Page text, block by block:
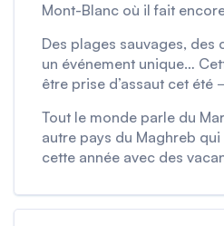
Mont-Blanc où il fait
Des plages sauvages, des
un événement unique…
être prise d’assaut cet été
Tout le monde parle du
autre pays du Maghreb
cette année avec des